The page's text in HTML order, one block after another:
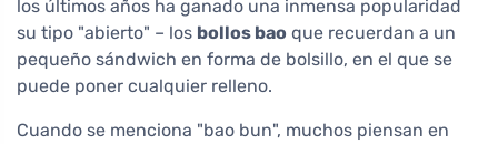
los últimos años ha ganado una inmensa popularidad
su tipo "abierto" – los bollos bao que recuerdan a un
pequeño sándwich en forma de bolsillo, en el que se
puede poner cualquier relleno.
Cuando se menciona "bao bun", muchos piensan en